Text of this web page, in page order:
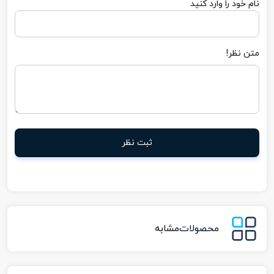
نام خود را وارد کنید
متن نظر!
ثبت نظر
محصولاتمشابه